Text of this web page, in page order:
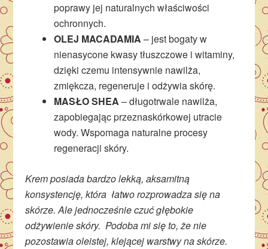
poprawy jej naturalnych właściwości
ochronnych.
OLEJ MACADAMIA – jest bogaty w
nienasycone kwasy tłuszczowe i witaminy,
dzięki czemu intensywnie nawilża,
zmiękcza, regeneruje i odżywia skórę.
MASŁO SHEA – długotrwale nawilża,
zapobiegając przeznaskórkowej utracie
wody. Wspomaga naturalne procesy
regeneracji skóry.
Krem posiada bardzo lekką, aksamitną
konsystencję, która łatwo rozprowadza się na
skórze. Ale jednocześnie czuć głębokie
odżywienie skóry. Podoba mi się to, że nie
pozostawia oleistej, klejącej warstwy na skórze.